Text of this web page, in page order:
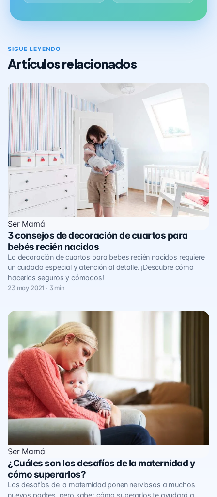
SIGUE LEYENDO
Artículos relacionados
Ser Mamá
3 consejos de decoración de cuartos para
bebés recién nacidos
La decoración de cuartos para bebés recién nacidos requiere
un cuidado especial y atención al detalle. ¡Descubre cómo
hacerlos seguros y cómodos!
23 may 2021 · 3 min
Ser Mamá
¿Cuáles son los desafíos de la maternidad y
cómo superarlos?
Los desafíos de la maternidad ponen nerviosos a muchos
nuevos padres, pero saber cómo superarlos te ayudará a